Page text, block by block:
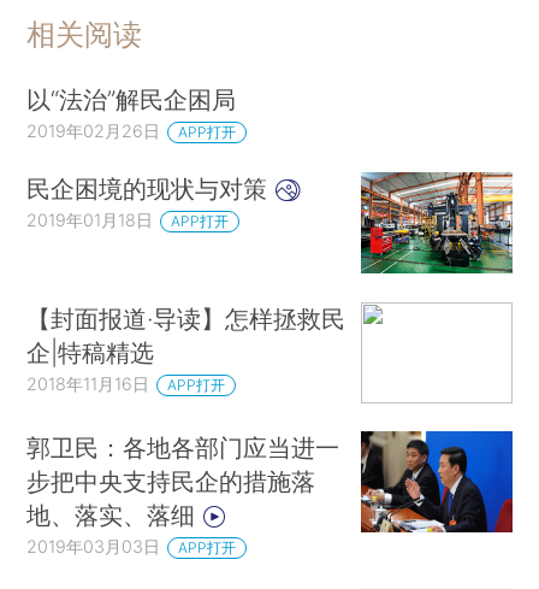
相关阅读
以“法治”解民企困局
2019年02月26日 APP打开
民企困境的现状与对策
2019年01月18日 APP打开
【封面报道·导读】怎样拯救民
企|特稿精选
2018年11月16日 APP打开
郭卫民：各地各部门应当进一
步把中央支持民企的措施落
地、落实、落细
2019年03月03日 APP打开